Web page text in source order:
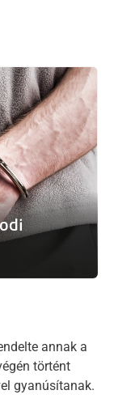
annak a
történt
gyanúsítanak.